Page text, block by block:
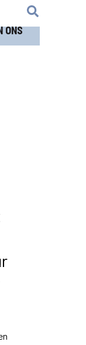
ONS